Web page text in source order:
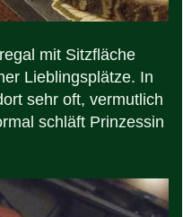
mit Sitzfläche
Lieblingsplätze. In
sehr oft, vermutlich
schläft Prinzessin